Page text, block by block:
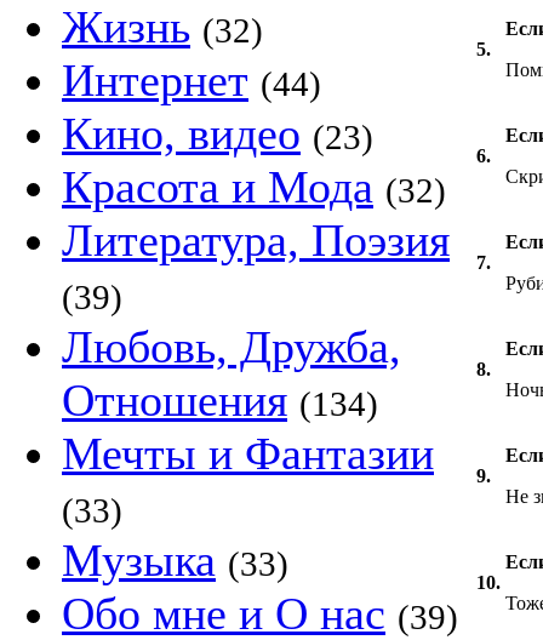
Жизнь (32)
Интернет (44)
Кино, видео (23)
Красота и Мода (32)
Литература, Поэзия
(39)
Любовь, Дружба,
Отношения (134)
Мечты и Фантазии
(33)
Музыка (33)
Обо мне и О нас (39)
5.
6.
7.
8.
9.
Не
10.